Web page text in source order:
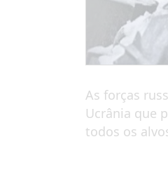
As forças
Ucrânia que
todos os